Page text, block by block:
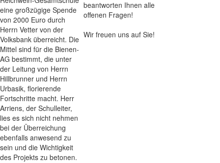
eine großzügige Spende
von 2000 Euro durch
Herrn Vetter von der
Volksbank überreicht. Die
Mittel sind für die Bienen-
AG bestimmt, die unter
der Leitung von Herrn
Hillbrunner und Herrn
Urbasik, florierende
Fortschritte macht. Herr
Arriens, der Schulleiter,
lies es sich nicht nehmen
bei der Überreichung
ebenfalls anwesend zu
sein und die Wichtigkeit
des Projekts zu betonen.
beantworten Ihnen alle
offenen Fragen!
Wir freuen uns auf Sie!